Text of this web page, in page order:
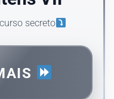
secreto